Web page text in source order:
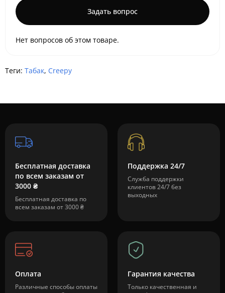
Задать вопрос
Нет вопросов об этом товаре.
Теги: Табак, Creepy
Бесплатная доставка
по всем заказам от
3000 ₴
Бесплатная доставка по
всем заказам от 3000 ₴
Поддержка 24/7
Служба поддержки
клиентов 24/7 без
выходных
Оплата
Различные способы оплаты
Гарантия качества
Только качественная и